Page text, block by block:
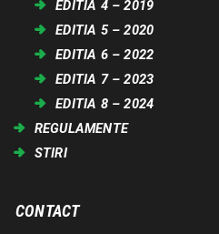
EDITIA 4 – 2019
EDITIA 5 – 2020
EDITIA 6 – 2022
EDITIA 7 – 2023
EDITIA 8 – 2024
REGULAMENTE
STIRI
CONTACT